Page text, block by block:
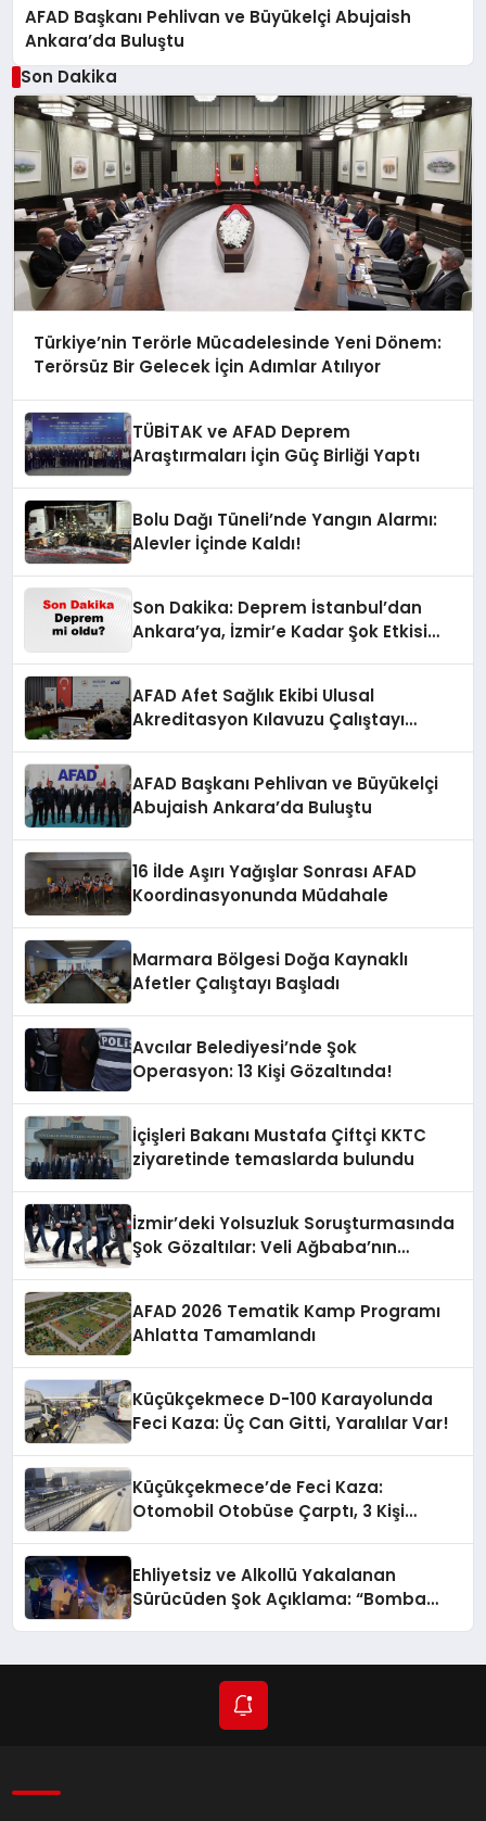
AFAD Başkanı Pehlivan ve Büyükelçi Abujaish
Ankara’da Buluştu
Son Dakika
Türkiye’nin Terörle Mücadelesinde Yeni Dönem:
Terörsüz Bir Gelecek İçin Adımlar Atılıyor
TÜBİTAK ve AFAD Deprem
Araştırmaları İçin Güç Birliği Yaptı
Bolu Dağı Tüneli’nde Yangın Alarmı:
Alevler İçinde Kaldı!
Son Dakika: Deprem İstanbul’dan
Ankara’ya, İzmir’e Kadar Şok Etkisi
AFAD Afet Sağlık Ekibi Ulusal
Akreditasyon Kılavuzu Çalıştayı
AFAD Başkanı Pehlivan ve Büyükelçi
Abujaish Ankara’da Buluştu
16 İlde Aşırı Yağışlar Sonrası AFAD
Koordinasyonunda Müdahale
Marmara Bölgesi Doğa Kaynaklı
Afetler Çalıştayı Başladı
Avcılar Belediyesi’nde Şok
Operasyon: 13 Kişi Gözaltında!
İçişleri Bakanı Mustafa Çiftçi KKTC
ziyaretinde temaslarda bulundu
İzmir’deki Yolsuzluk Soruşturmasında
Şok Gözaltılar: Veli Ağbaba’nın
AFAD 2026 Tematik Kamp Programı
Ahlatta Tamamlandı
Küçükçekmece D-100 Karayolunda
Feci Kaza: Üç Can Gitti, Yaralılar Var!
Küçükçekmece’de Feci Kaza:
Otomobil Otobüse Çarptı, 3 Kişi
Ehliyetsiz ve Alkollü Yakalanan
Sürücüden Şok Açıklama: “Bomba